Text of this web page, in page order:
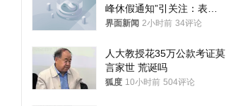
峰休假通知”引关注：表述
不够准确，待修改后印发
界面新闻 2小时前 34评论
人大教授花35万公款考证莫
言家世 荒诞吗
狐度 10小时前 504评论